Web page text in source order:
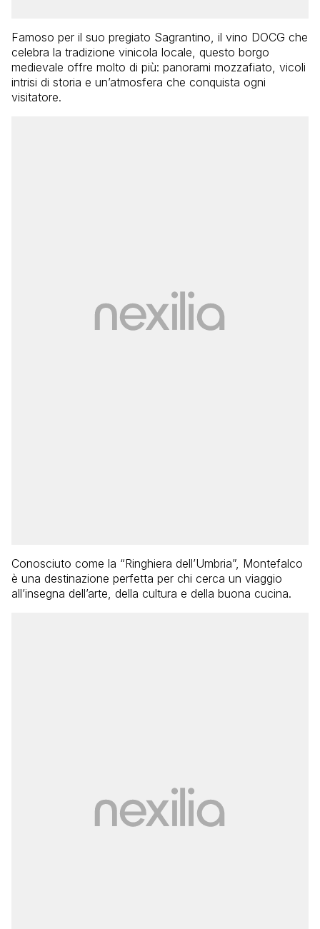
Famoso per il suo pregiato Sagrantino, il vino DOCG che
celebra la tradizione vinicola locale, questo borgo
medievale offre molto di più: panorami mozzafiato, vicoli
intrisi di storia e un’atmosfera che conquista ogni
visitatore.
Conosciuto come la “Ringhiera dell’Umbria”, Montefalco
è una destinazione perfetta per chi cerca un viaggio
all’insegna dell’arte, della cultura e della buona cucina.